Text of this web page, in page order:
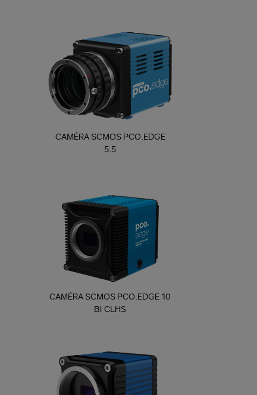
CAMÉRA SCMOS PCO.EDGE
5.5
CAMÉRA SCMOS PCO.EDGE 10
BI CLHS